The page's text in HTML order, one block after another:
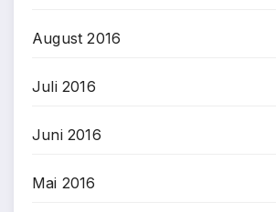
August 2016
Juli 2016
Juni 2016
Mai 2016